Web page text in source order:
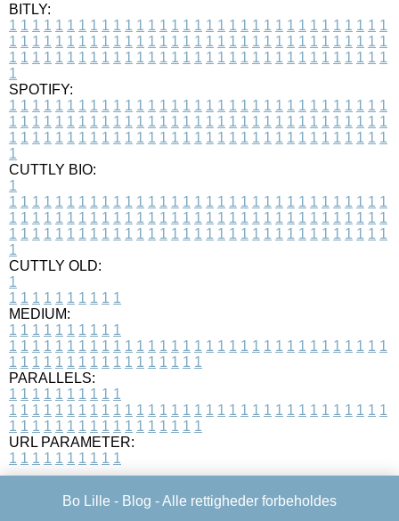
BITLY:
1 1 1 1 1 1 1 1 1 1 1 1 1 1 1 1 1 1 1 1 1 1 1 1 1 1 1 1 1 1 1 1 1
1 1 1 1 1 1 1 1 1 1 1 1 1 1 1 1 1 1 1 1 1 1 1 1 1 1 1 1 1 1 1 1 1
1 1 1 1 1 1 1 1 1 1 1 1 1 1 1 1 1 1 1 1 1 1 1 1 1 1 1 1 1 1 1 1 1
1
SPOTIFY:
1 1 1 1 1 1 1 1 1 1 1 1 1 1 1 1 1 1 1 1 1 1 1 1 1 1 1 1 1 1 1 1 1
1 1 1 1 1 1 1 1 1 1 1 1 1 1 1 1 1 1 1 1 1 1 1 1 1 1 1 1 1 1 1 1 1
1 1 1 1 1 1 1 1 1 1 1 1 1 1 1 1 1 1 1 1 1 1 1 1 1 1 1 1 1 1 1 1 1
1
CUTTLY BIO:
1
1 1 1 1 1 1 1 1 1 1 1 1 1 1 1 1 1 1 1 1 1 1 1 1 1 1 1 1 1 1 1 1 1
1 1 1 1 1 1 1 1 1 1 1 1 1 1 1 1 1 1 1 1 1 1 1 1 1 1 1 1 1 1 1 1 1
1 1 1 1 1 1 1 1 1 1 1 1 1 1 1 1 1 1 1 1 1 1 1 1 1 1 1 1 1 1 1 1 1
1
CUTTLY OLD:
1
1 1 1 1 1 1 1 1 1 1
MEDIUM:
1 1 1 1 1 1 1 1 1 1
1 1 1 1 1 1 1 1 1 1 1 1 1 1 1 1 1 1 1 1 1 1 1 1 1 1 1 1 1 1 1 1 1
1 1 1 1 1 1 1 1 1 1 1 1 1 1 1 1 1
PARALLELS:
1 1 1 1 1 1 1 1 1 1
1 1 1 1 1 1 1 1 1 1 1 1 1 1 1 1 1 1 1 1 1 1 1 1 1 1 1 1 1 1 1 1 1
1 1 1 1 1 1 1 1 1 1 1 1 1 1 1 1 1
URL PARAMETER:
1 1 1 1 1 1 1 1 1 1
Bo Lille - Blog - Alle rettigheder forbeholdes